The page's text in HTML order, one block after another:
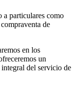
a particulares como
de
en los
un
del servicio de